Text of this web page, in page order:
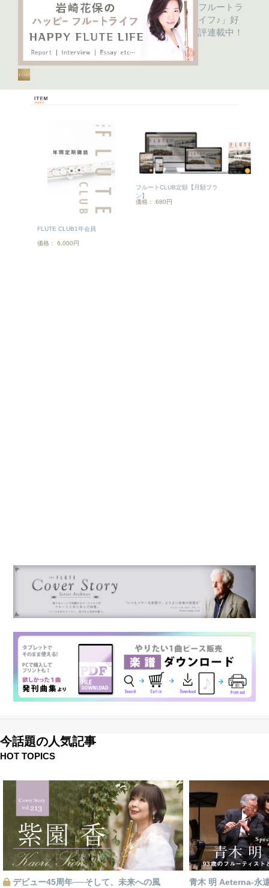
フルートラ
イフ♪」好
評連載中！
FLUTE CLUB1年会員
価格： 6,000円
フルートCLUB定額【月額プラ
ン】
価格： 680円
今話題の人気記事
HOT TOPICS
デビュー45周年──そして、未来への風 青木 明 Aeterna-永